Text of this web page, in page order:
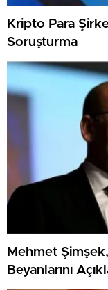
Kripto Para
Soruşturma
Mehmet
Beyanlarını